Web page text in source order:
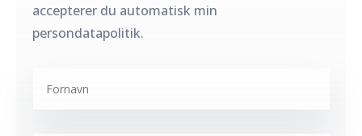
accepterer du automatisk min
persondatapolitik.